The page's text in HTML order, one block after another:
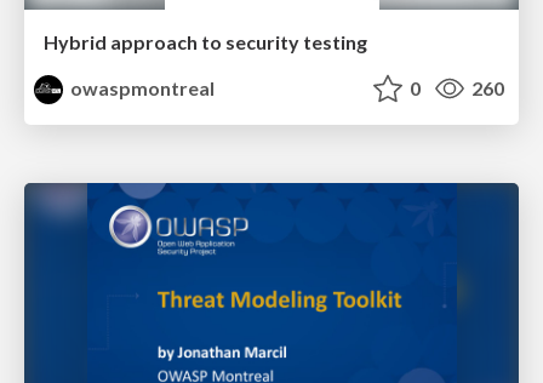
Hybrid approach to security testing
owaspmontreal
0 260